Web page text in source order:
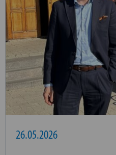
26.05.2026